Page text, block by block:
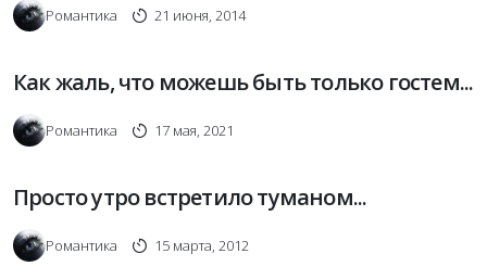
Романтика 21 июня, 2014
Как жаль, что можешь быть только гостем...
Романтика 17 мая, 2021
Просто утро встретило туманом...
Романтика 15 марта, 2012